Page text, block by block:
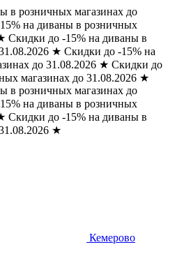
в розничных магазинах до
на диваны в розничных
Скидки до -15% на диваны в
★ Скидки до -15% на
до 31.08.2026 ★ Скидки до
магазинах до 31.08.2026 ★
в розничных магазинах до
на диваны в розничных
Скидки до -15% на диваны в
★
Кемерово